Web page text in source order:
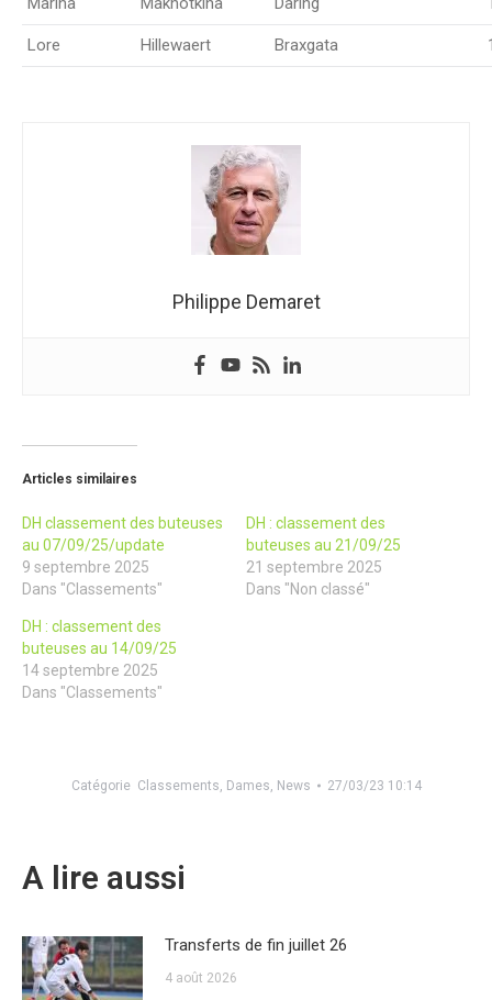
Lore Hillewaert Braxgata
Philippe Demaret
Articles similaires
DH classement des buteuses
au 07/09/25/update
9 septembre 2025
Dans "Classements"
DH : classement des
buteuses au 21/09/25
21 septembre 2025
Dans "Non classé"
DH : classement des
buteuses au 14/09/25
14 septembre 2025
Dans "Classements"
Catégorie Classements Dames News 27/03/23 10:14
A lire aussi
Transferts de fin juillet 26
4 août 2026